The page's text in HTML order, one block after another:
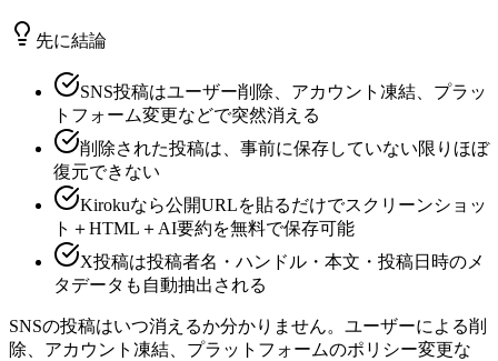
先に結論
SNS投稿はユーザー削除、アカウント凍結、プラッ
トフォーム変更などで突然消える
削除された投稿は、事前に保存していない限りほぼ
復元できない
Kirokuなら公開URLを貼るだけでスクリーンショッ
ト＋HTML＋AI要約を無料で保存可能
X投稿は投稿者名・ハンドル・本文・投稿日時のメ
タデータも自動抽出される
SNSの投稿はいつ消えるか分かりません。ユーザーによる削
除、アカウント凍結、プラットフォームのポリシー変更な